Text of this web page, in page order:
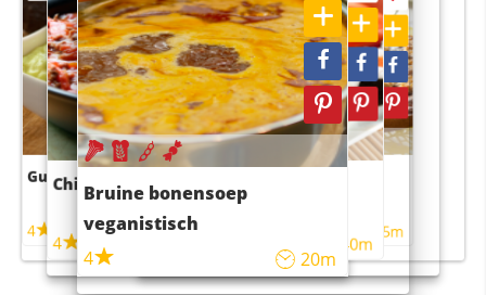
Guacamole
4
Chili con carne
4
Bruine bonensoep
veganistisch
4
20m
Sushi rijstsalade
maaltijdsalade
40m
4 55m